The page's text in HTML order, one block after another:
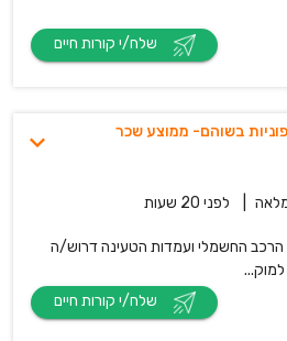
בשוהם- ממוצע שכר
לפני 20 שעות
הרכב החשמלי ועמדות הטעינה דרוש/ה